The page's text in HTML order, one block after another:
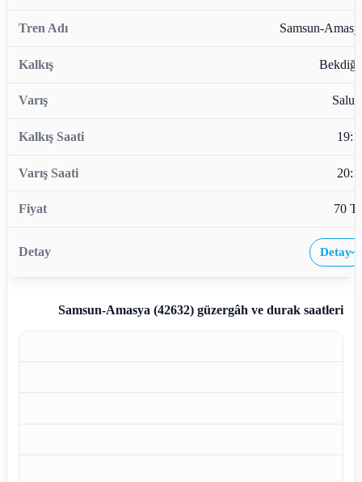
Samsun-
70
Detay›
Samsun-Amasya (42632)güzergâh ve durak saatleri